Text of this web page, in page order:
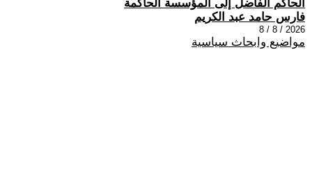
الحاكم الفاضل إلى المؤسسة الحاكمة
فارس حامد عبد الكريم
2026 / 8 / 8
مواضيع وابحاث سياسية